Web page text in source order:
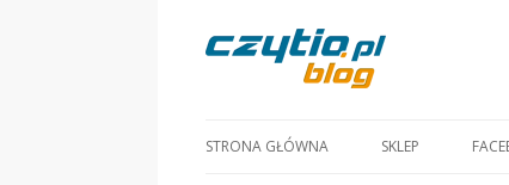
STRONA GŁÓWNA SKLEP